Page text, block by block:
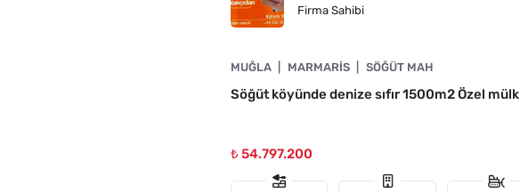
Firma Sahibi
MUĞLA MARMARIS SÖĞÜT MAH
Söğüt köyünde denize sıfır 1500m2 Özel mülk
₺ 54.797.200